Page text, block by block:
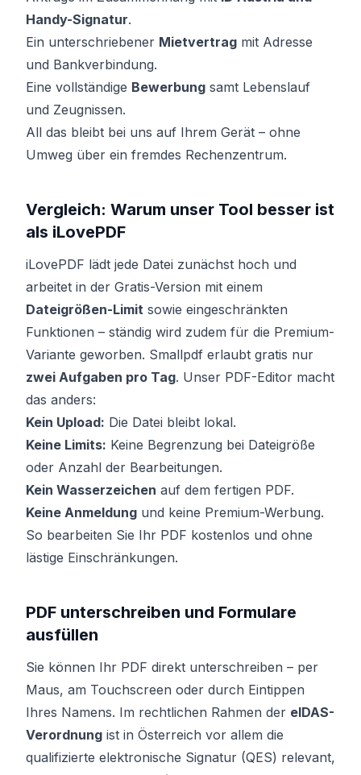
Handy-Signatur.
Ein unterschriebener Mietvertrag mit Adresse
und Bankverbindung.
Eine vollständige Bewerbung samt Lebenslauf
und Zeugnissen.
All das bleibt bei uns auf Ihrem Gerät – ohne
Umweg über ein fremdes Rechenzentrum.
Vergleich: Warum unser Tool besser ist
als iLovePDF
iLovePDF lädt jede Datei zunächst hoch und
arbeitet in der Gratis-Version mit einem
Dateigrößen-Limit sowie eingeschränkten
Funktionen – ständig wird zudem für die Premium-
Variante geworben. Smallpdf erlaubt gratis nur
zwei Aufgaben pro Tag. Unser PDF-Editor macht
das anders:
Kein Upload: Die Datei bleibt lokal.
Keine Limits: Keine Begrenzung bei Dateigröße
oder Anzahl der Bearbeitungen.
Kein Wasserzeichen auf dem fertigen PDF.
Keine Anmeldung und keine Premium-Werbung.
So bearbeiten Sie Ihr PDF kostenlos und ohne
lästige Einschränkungen.
PDF unterschreiben und Formulare
ausfüllen
Sie können Ihr PDF direkt unterschreiben – per
Maus, am Touchscreen oder durch Eintippen
Ihres Namens. Im rechtlichen Rahmen der eIDAS-
Verordnung ist in Österreich vor allem die
qualifizierte elektronische Signatur (QES) relevant,